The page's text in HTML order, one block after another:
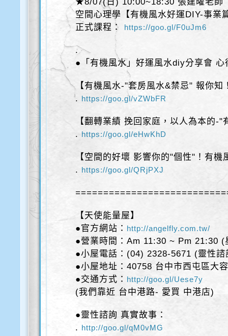
空間心理學【有機風水好運DIY-事業
正式課程： https://goo.gl/F0uJm6
.
●「有機風水」好運風水diy分享會 心
【有機風水-"套房風水&禁忌" 報你知
. https://goo.gl/vZWbFR
【翻轉業績 挽回家庭，以人為本的-"
. https://goo.gl/eHwKhD
【空間的好壞 影響你的"個性"！有機
. https://goo.gl/QRjPXJ
【天使能量屋】
●官方網站： http://angelfly.com.tw/
●營業時間：Am 11:30 ~ Pm 21:30 (
●小屋電話：(04) 2328-5671 (靈性
●小屋地址：40758 台中市西屯區大
●交通方式： http://goo.gl/Uese7y
(我們靠近 台中港路- 愛買 中港店)
●靈性諮詢 真實故事：
. http://goo.gl/qM0vMG